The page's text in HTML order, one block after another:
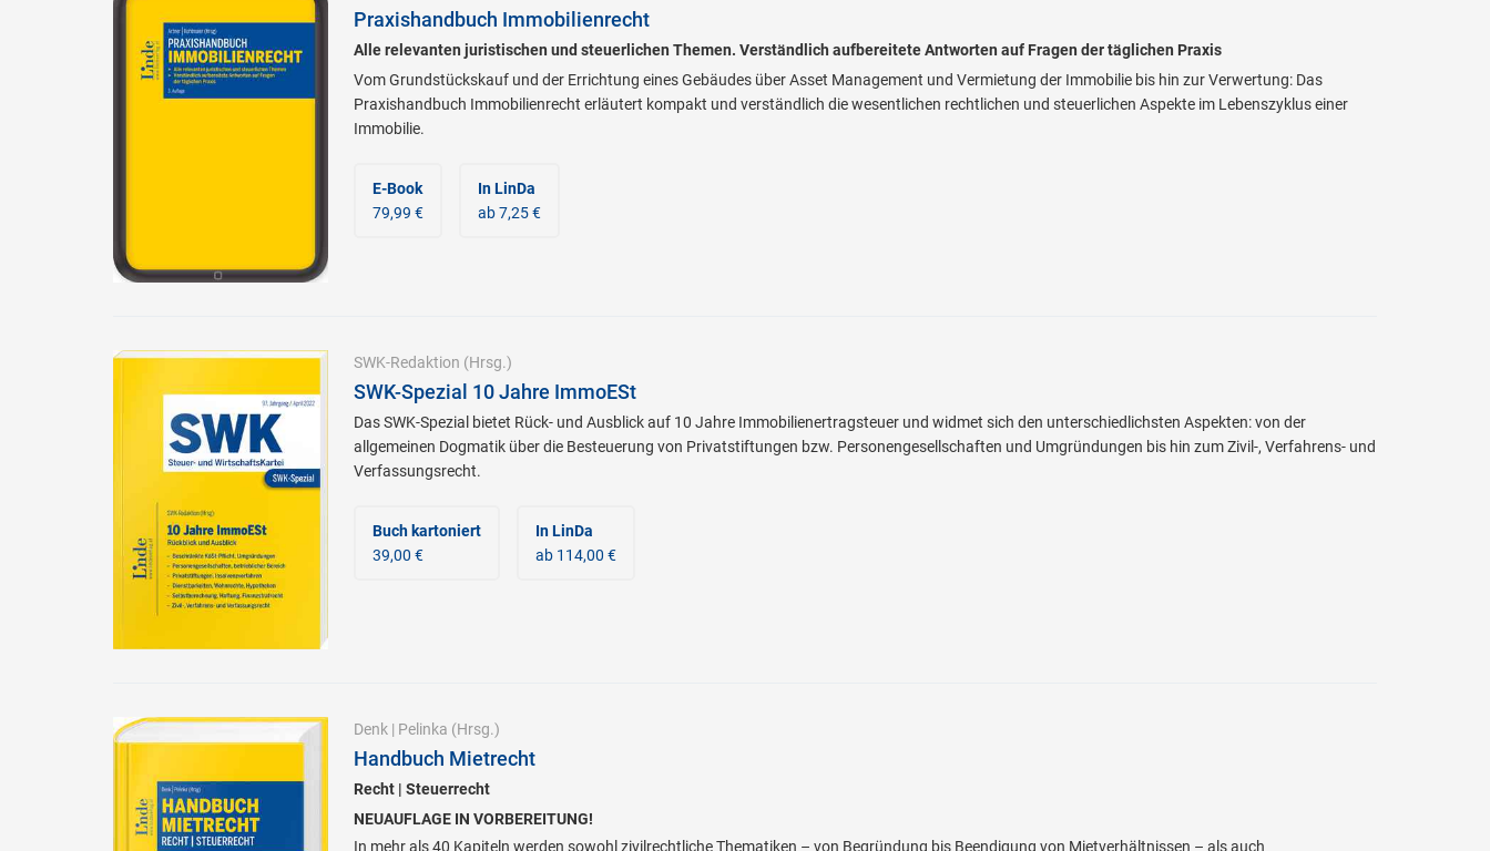
Praxishandbuch Immobilienrecht
Alle relevanten juristischen und steuerlichen Themen. Verständlich aufbereitete Antworten auf Fragen der täglichen Praxis
Vom Grundstückskauf und der Errichtung eines Gebäudes über Asset Management und Vermietung der Immobilie bis hin zur Verwertung: Das
Praxishandbuch Immobilienrecht erläutert kompakt und verständlich die wesentlichen rechtlichen und steuerlichen Aspekte im Lebenszyklus einer
Immobilie.
E-Book
79,99 €
In LinDa
ab 7,25 €
SWK-Redaktion (Hrsg.)
SWK-Spezial 10 Jahre ImmoESt
Das SWK-Spezial bietet Rück- und Ausblick auf 10 Jahre Immobilienertragsteuer und widmet sich den unterschiedlichsten Aspekten: von der
allgemeinen Dogmatik über die Besteuerung von Privatstiftungen bzw. Personengesellschaften und Umgründungen bis hin zum Zivil-, Verfahrens- und
Verfassungsrecht.
Buch kartoniert
39,00 €
In LinDa
ab 114,00 €
Denk| Pelinka (Hrsg.)
Handbuch Mietrecht
Recht | Steuerrecht
NEUAUFLAGE IN VORBEREITUNG!
In mehr als 40 Kapiteln werden sowohl zivilrechtliche Thematiken – von Begründung bis Beendigung von Mietverhältnissen – als auch